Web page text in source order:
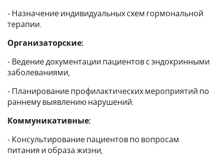
- Назначение индивидуальных схем гормональной
терапии.
Организаторские:
- Ведение документации пациентов с эндокринными
заболеваниями,
- Планирование профилактических мероприятий по
раннему выявлению нарушений.
Коммуникативные:
- Консультирование пациентов по вопросам
питания и образа жизни,